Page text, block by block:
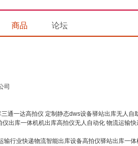
商品 论坛
司
定制静态dws设备驿站出库无人自
物流运输
输行业快递物流智能出库设备高拍仪驿站出库一体